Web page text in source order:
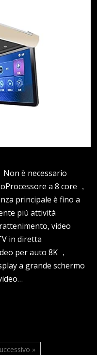
Non è necessario
a 8 core ，
principale è fino a
più attività
video
in diretta
per auto 8K ，
a grande schermo
»